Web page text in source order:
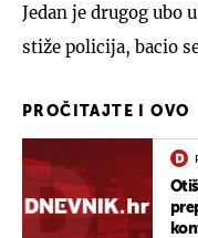
Jedan je drugog ubo
stiže policija, bacio
PROČITAJTE I OVO